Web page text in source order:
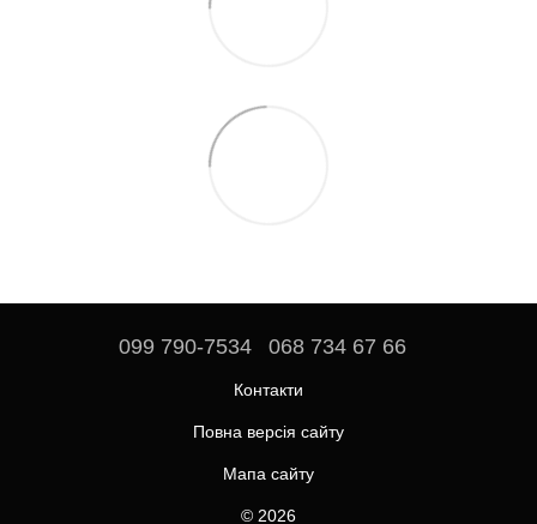
099 790-7534 068 734 67 66
Контакти
Повна версія сайту
Мапа сайту
© 2026